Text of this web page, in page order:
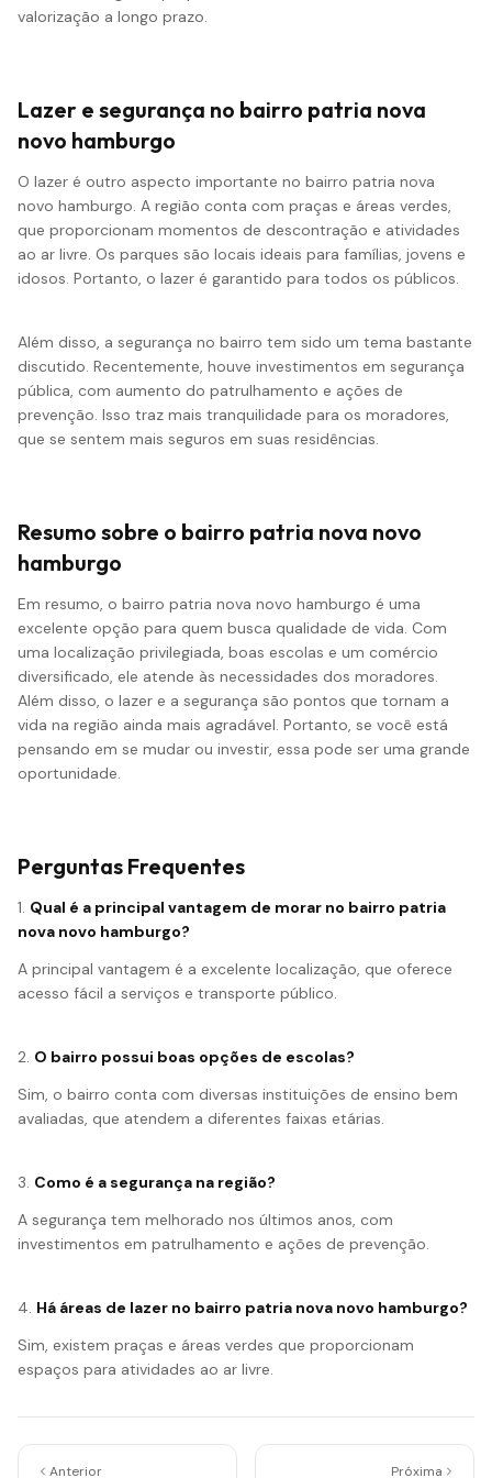
valorização a longo prazo.
Lazer e segurança no bairro patria nova
novo hamburgo
O lazer é outro aspecto importante no bairro patria nova
novo hamburgo. A região conta com praças e áreas verdes,
que proporcionam momentos de descontração e atividades
ao ar livre. Os parques são locais ideais para famílias, jovens e
idosos. Portanto, o lazer é garantido para todos os públicos.
Além disso, a segurança no bairro tem sido um tema bastante
discutido. Recentemente, houve investimentos em segurança
pública, com aumento do patrulhamento e ações de
prevenção. Isso traz mais tranquilidade para os moradores,
que se sentem mais seguros em suas residências.
Resumo sobre o bairro patria nova novo
hamburgo
Em resumo, o bairro patria nova novo hamburgo é uma
excelente opção para quem busca qualidade de vida. Com
uma localização privilegiada, boas escolas e um comércio
diversificado, ele atende às necessidades dos moradores.
Além disso, o lazer e a segurança são pontos que tornam a
vida na região ainda mais agradável. Portanto, se você está
pensando em se mudar ou investir, essa pode ser uma grande
oportunidade.
Perguntas Frequentes
1. Qual é a principal vantagem de morar no bairro patria
nova novo hamburgo?
A principal vantagem é a excelente localização, que oferece
acesso fácil a serviços e transporte público.
2. O bairro possui boas opções de escolas?
Sim, o bairro conta com diversas instituições de ensino bem
avaliadas, que atendem a diferentes faixas etárias.
3. Como é a segurança na região?
A segurança tem melhorado nos últimos anos, com
investimentos em patrulhamento e ações de prevenção.
4. Há áreas de lazer no bairro patria nova novo hamburgo?
Sim, existem praças e áreas verdes que proporcionam
espaços para atividades ao ar livre.
Anterior Próxima